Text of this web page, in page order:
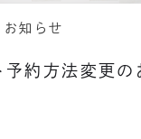
お知らせ
予約方法変更の